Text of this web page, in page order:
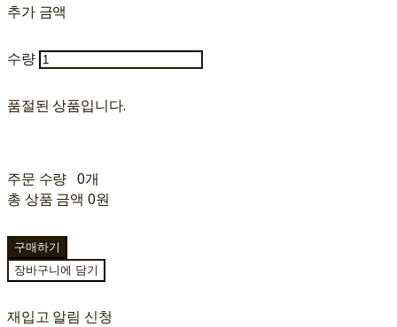
추가 금액
수량
품절된 상품입니다.
주문 수량 0개
총 상품 금액 0원
구매하기
장바구니에 담기
재입고 알림 신청